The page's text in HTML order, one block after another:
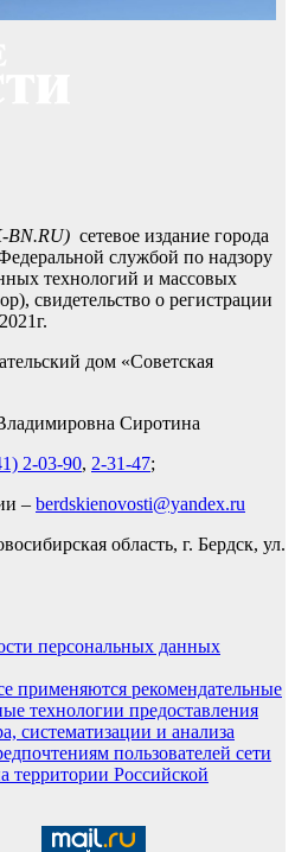
BN.RU) сетевое издание города
службой по надзору
технологий и массовых
свидетельство о регистрации
дом «Советская
Сиротина
2-03-90, 2-31-47;
– berdskienovosti@yandex.ru
область, г. Бердск, ул.
персональных данных
применяются рекомендательные
технологии предоставления
систематизации и анализа
пользователей сети
территории Российской